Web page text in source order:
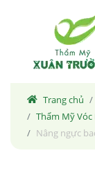
Trang chủ
Thẩm Mỹ Vóc
Nâng ngực